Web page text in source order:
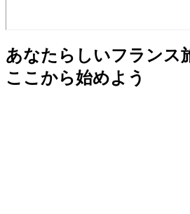
あなたらしいフランス
ここから始めよう